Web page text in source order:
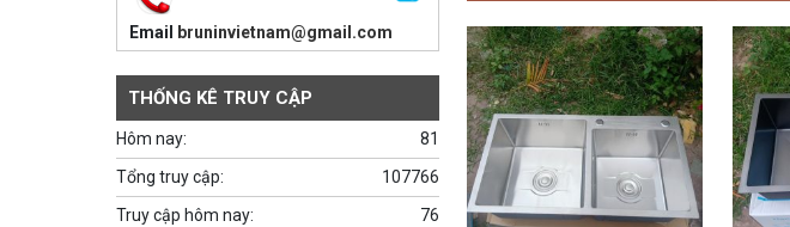
Email bruninvietnam@gmail.com
THỐNG KÊ TRUY CẬP
81
Hôm nay:
107766
Tổng truy cập:
76
Truy cập hôm nay: